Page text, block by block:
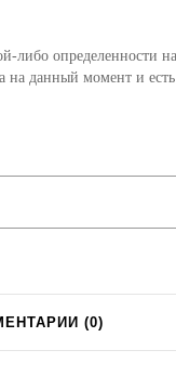
либо определенности
на данный момент и
(0)